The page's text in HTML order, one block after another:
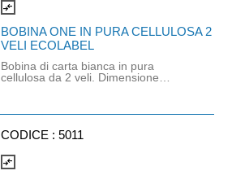
compare_arrows
BOBINA ONE IN PURA CELLULOSA 2
VELI ECOLABEL
Bobina di carta bianca in pura
cellulosa da 2 veli. Dimensione
Certificato Ecolabel.
CODICE :5011
compare_arrows